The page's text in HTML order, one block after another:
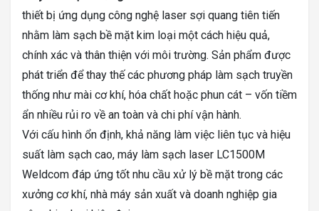
thiết bị ứng dụng công nghệ laser sợi quang tiên tiến
nhằm làm sạch bề mặt kim loại một cách hiệu quả,
chính xác và thân thiện với môi trường. Sản phẩm được
phát triển để thay thế các phương pháp làm sạch truyền
thống như mài cơ khí, hóa chất hoặc phun cát – vốn tiềm
ẩn nhiều rủi ro về an toàn và chi phí vận hành.
Với cấu hình ổn định, khả năng làm việc liên tục và hiệu
suất làm sạch cao, máy làm sạch laser LC1500M
Weldcom đáp ứng tốt nhu cầu xử lý bề mặt trong các
xưởng cơ khí, nhà máy sản xuất và doanh nghiệp gia